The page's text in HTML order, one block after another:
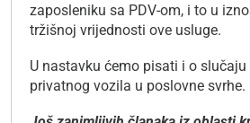
zaposleniku sa PDV-om, i to u
tržišnoj vrijednosti ove usluge.
U nastavku ćemo pisati i o
privatnog vozila u poslovne svrhe.